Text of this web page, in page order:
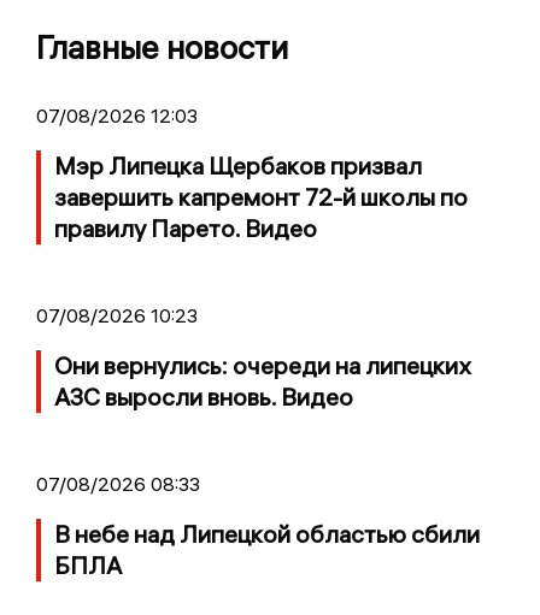
Главные новости
07/08/2026 12:03
Мэр Липецка Щербаков призвал
завершить капремонт 72-й школы по
правилу Парето. Видео
07/08/2026 10:23
Они вернулись: очереди на липецких
АЗС выросли вновь. Видео
07/08/2026 08:33
В небе над Липецкой областью сбили
БПЛА